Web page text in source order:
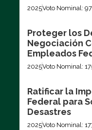
2025Voto Nominal: 97
Proteger los
Negociación
Empleados
2025Voto Nominal:
Ratificar la
Federal para
Desastres
2025Voto Nominal: